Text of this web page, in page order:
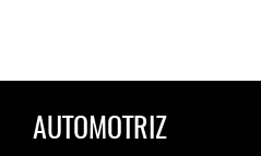
AUTOMOTRIZ